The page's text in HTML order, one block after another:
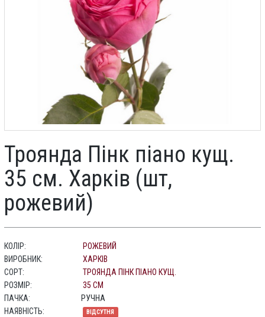
Троянда Пінк піано кущ.
35 см. Харків (шт,
рожевий)
КОЛІР:
РОЖЕВИЙ
ВИРОБНИК:
ХАРКІВ
СОРТ:
ТРОЯНДА ПІНК ПІАНО КУЩ.
РОЗМІР:
35 СМ
ПАЧКА:
РУЧНА
НАЯВНІСТЬ:
ВІДСУТНЯ